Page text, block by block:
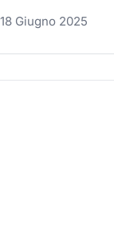
18 Giugno 2025